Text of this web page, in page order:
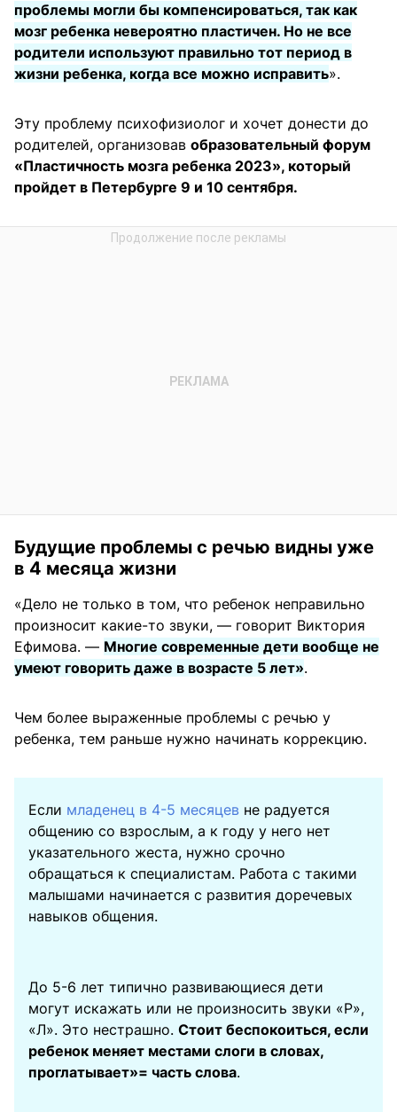
проблемы могли бы компенсироваться, так как
мозг ребенка невероятно пластичен. Но не все
родители используют правильно тот период в
жизни ребенка, когда все можно исправить».
Эту проблему психофизиолог и хочет донести до
родителей, организовав образовательный форум
«Пластичность мозга ребенка 2023», который
пройдет в Петербурге 9 и 10 сентября.
Будущие проблемы с речью видны уже
в 4 месяца жизни
«Дело не только в том, что ребенок неправильно
произносит какие-то звуки, — говорит Виктория
Ефимова. — Многие современные дети вообще не
умеют говорить даже в возрасте 5 лет».
Чем более выраженные проблемы с речью у
ребенка, тем раньше нужно начинать коррекцию.
Если младенец в 4-5 месяцев не радуется
общению со взрослым, а к году у него нет
указательного жеста, нужно срочно
обращаться к специалистам. Работа с такими
малышами начинается с развития доречевых
навыков общения.
До 5-6 лет типично развивающиеся дети
могут искажать или не произносить звуки «Р»,
«Л». Это нестрашно. Стоит беспокоиться, если
ребенок меняет местами слоги в словах,
проглатывает»= часть слова.